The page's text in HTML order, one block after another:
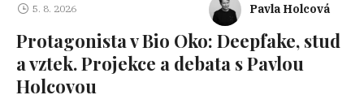
5. 8. 2026 Pavla Holcová
Protagonista v Bio Oko: Deepfake, stud
a vztek. Projekce a debata s Pavlou
Holcovou